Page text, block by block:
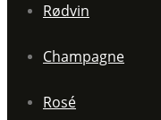
Rødvin
Champagne
Rosé